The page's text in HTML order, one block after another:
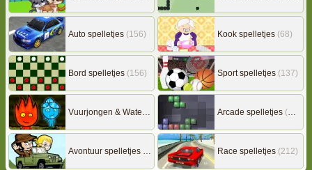
Auto spelletjes (156) Kook spelletjes (68)
Bord spelletjes (156) Sport spelletjes (137)
Vuurjongen & Watermeisje (7) Arcade spelletjes (306)
Avontuur spelletjes
(217) Race spelletjes (212)